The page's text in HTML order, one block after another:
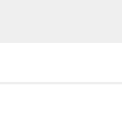
齊藤さんですが、
「いのはなトンネ
次回、8月11日の